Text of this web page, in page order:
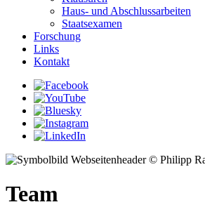
Haus- und Abschlussarbeiten
Staatsexamen
Forschung
Links
Kontakt
© Philipp
Team